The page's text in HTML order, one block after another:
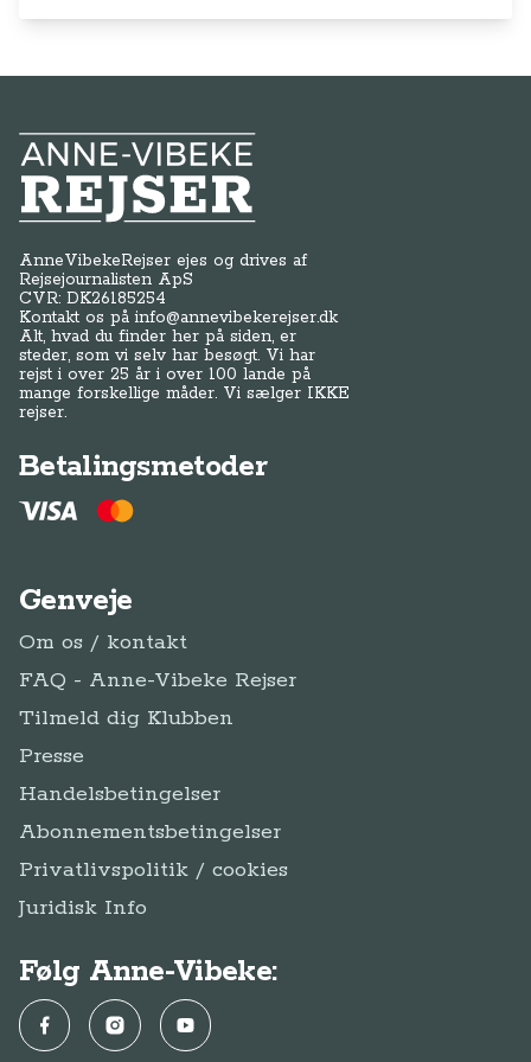
Anne-Vibeke Rejser
AnneVibekeRejser ejes og drives af
Rejsejournalisten ApS
CVR: DK26185254
Kontakt os påinfo@annevibekerejser.dk
Alt, hvad du finder her på siden, er
steder, som vi selv har besøgt. Vi har
rejst i over 25 år i over 100 lande på
mange forskellige måder. Vi sælger IKKE
rejser.
Betalingsmetoder
Genveje
Om os / kontakt
FAQ - Anne-Vibeke Rejser
Tilmeld dig Klubben
Presse
Handelsbetingelser
Abonnementsbetingelser
Privatlivspolitik / cookies
Juridisk Info
Følg Anne-Vibeke:
FacebookInstagramYouTube